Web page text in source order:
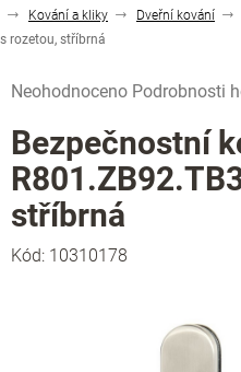
Kování a kliky
Dveřní kování
s rozetou, stříbrná
hodnocení
produktu
je
0,0
z
5
hvězdiček.
Neohodnoceno Podrobnosti
Bezpečnostní
stříbrná
Kód: 10310178